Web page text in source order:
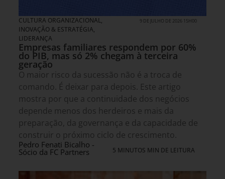
CULTURA ORGANIZACIONAL,
INOVAÇÃO & ESTRATÉGIA,
LIDERANÇA
9 DE JULHO DE 2026 15H00
Empresas familiares respondem por 60%
do PIB, mas só 2% chegam à terceira
geração
O maior risco da sucessão não é a troca de
comando. É deixar para depois. Este artigo
mostra por que a continuidade dos negócios
depende menos dos herdeiros e mais da
preparação, da governança e da capacidade de
construir o próximo ciclo de crescimento.
Pedro Fenati Bicalho -
Sócio da FC Partners 5 MINUTOS MIN DE LEITURA